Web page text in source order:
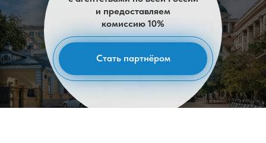
Стать партнёром
и предоставляем
комиссию 10%